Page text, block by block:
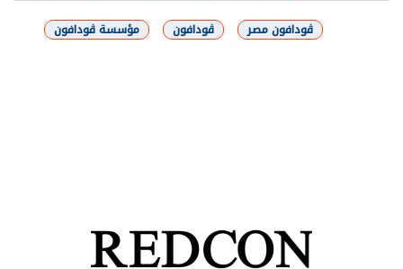
ڤودافون مصر ڤودافون مؤسسة ڤودافون